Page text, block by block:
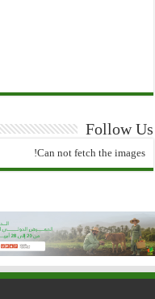
Follow Us
Can not fetch the images!